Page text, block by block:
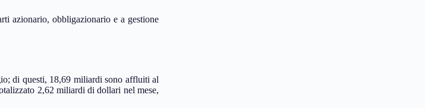
azionario, obbligazionario e a gestione
di questi, 18,69 miliardi sono affluiti al
2,62 miliardi di dollari nel mese,